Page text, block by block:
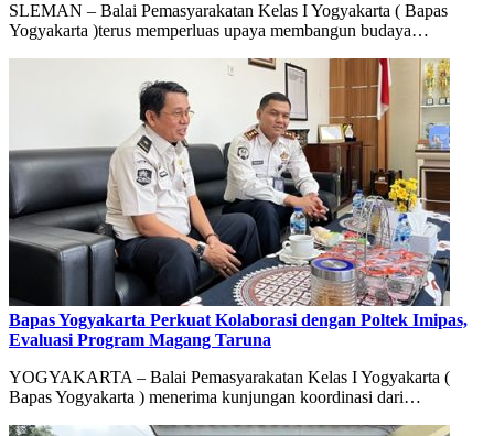
SLEMAN – Balai Pemasyarakatan Kelas I Yogyakarta ( Bapas
Yogyakarta )terus memperluas upaya membangun budaya…
Bapas Yogyakarta Perkuat Kolaborasi dengan Poltek Imipas,
Evaluasi Program Magang Taruna
YOGYAKARTA – Balai Pemasyarakatan Kelas I Yogyakarta (
Bapas Yogyakarta ) menerima kunjungan koordinasi dari…